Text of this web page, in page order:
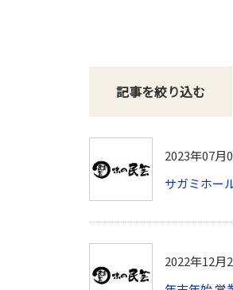
記事を絞り込む
2023年07月
サガミホー
2022年12月